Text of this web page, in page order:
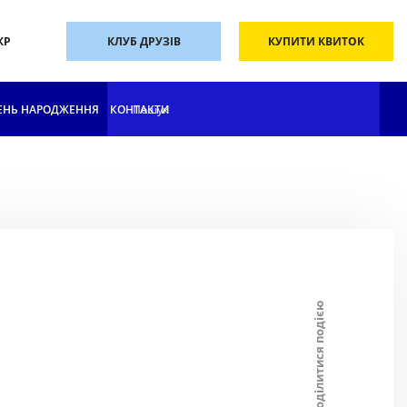
КЛУБ ДРУЗІВ КУПИТИ КВИТОК
НАРОДЖЕННЯ КОНТАКТИ
Поділитися подією